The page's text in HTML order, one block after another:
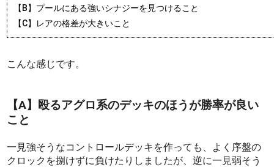
【B】プールにある強いシナジーを見つけること
【C】レアの格差が大きいこと
こんな感じです。
【A】殴るアグロ系のデッキのほうが勝率が良い
こと
一見強そうなコントロールデッキを作っても、よく序盤の
クロックを捌けずに負けたりしましたが、逆に一見弱そう